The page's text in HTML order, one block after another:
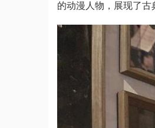
的动漫人物，展现了古